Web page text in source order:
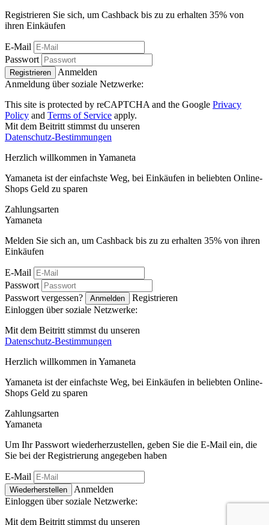
Registrieren Sie sich, um Cashback bis zu zu erhalten 35% von
ihren Einkäufen
E-Mail
Passwort
Registrieren
Anmelden
Anmeldung über soziale Netzwerke:
This site is protected by reCAPTCHA and the Google Privacy
Policy and Terms of Service apply.
Mit dem Beitritt stimmst du unseren
Datenschutz-Bestimmungen
Herzlich willkommen in Yamaneta
Yamaneta ist der einfachste Weg, bei Einkäufen in beliebten Online-
Shops Geld zu sparen
Zahlungsarten
Yamaneta
Melden Sie sich an, um Cashback bis zu zu erhalten 35% von ihren
Einkäufen
E-Mail
Passwort
Passwort vergessen?
Anmelden
Registrieren
Einloggen über soziale Netzwerke:
Mit dem Beitritt stimmst du unseren
Datenschutz-Bestimmungen
Herzlich willkommen in Yamaneta
Yamaneta ist der einfachste Weg, bei Einkäufen in beliebten Online-
Shops Geld zu sparen
Zahlungsarten
Yamaneta
Um Ihr Passwort wiederherzustellen, geben Sie die E-Mail ein, die
Sie bei der Registrierung angegeben haben
E-Mail
Wiederherstellen
Anmelden
Einloggen über soziale Netzwerke:
Mit dem Beitritt stimmst du unseren